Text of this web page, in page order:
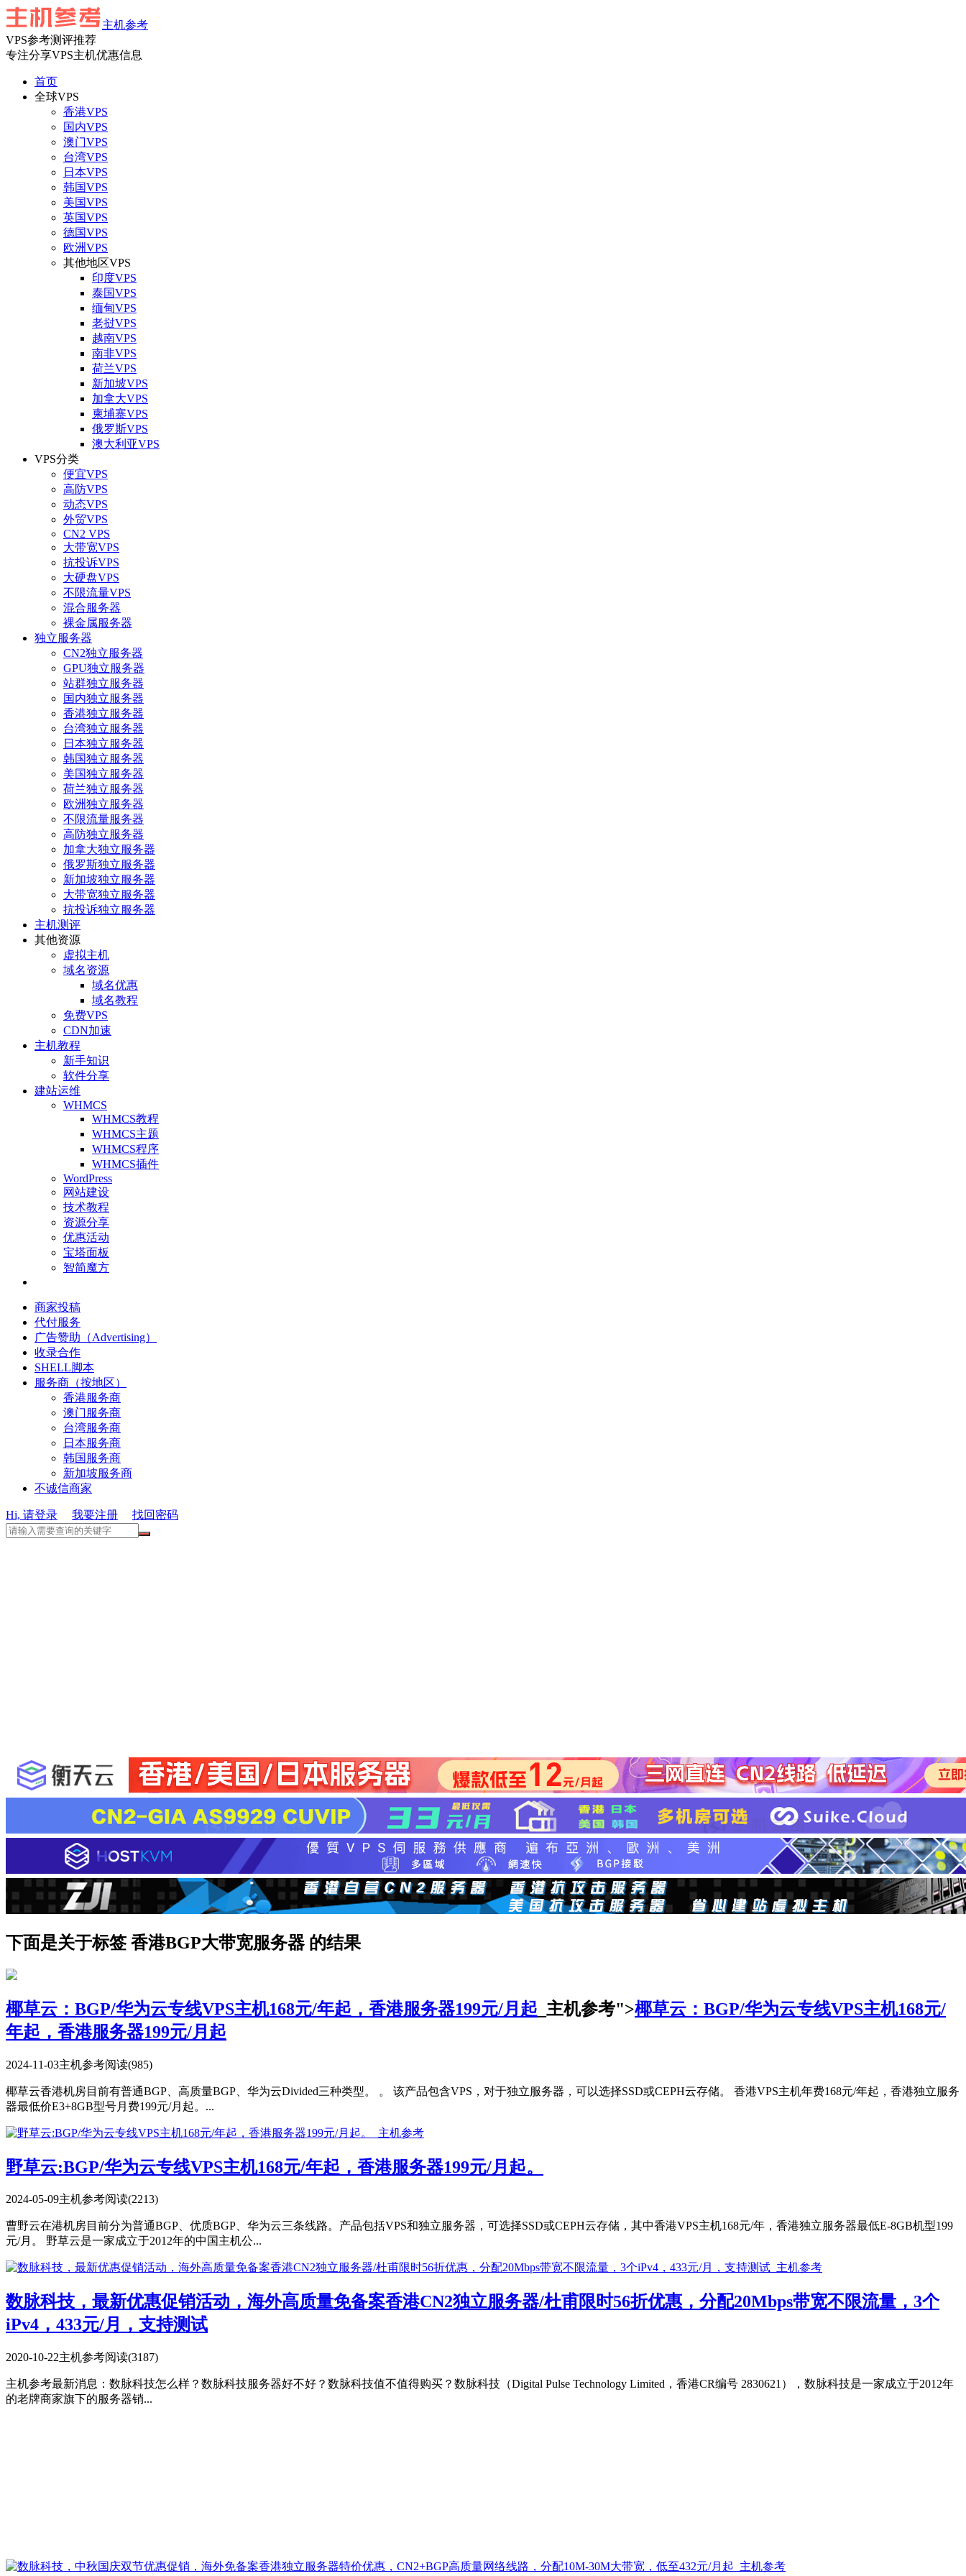
主机参考
VPS参考测评推荐
专注分享VPS主机优惠信息
首页
全球VPS
香港VPS
国内VPS
澳门VPS
台湾VPS
日本VPS
韩国VPS
美国VPS
英国VPS
德国VPS
欧洲VPS
其他地区VPS
印度VPS
泰国VPS
缅甸VPS
老挝VPS
越南VPS
南非VPS
荷兰VPS
新加坡VPS
加拿大VPS
柬埔寨VPS
俄罗斯VPS
澳大利亚VPS
VPS分类
便宜VPS
高防VPS
动态VPS
外贸VPS
CN2 VPS
大带宽VPS
抗投诉VPS
大硬盘VPS
不限流量VPS
混合服务器
裸金属服务器
独立服务器
CN2独立服务器
GPU独立服务器
站群独立服务器
国内独立服务器
香港独立服务器
台湾独立服务器
日本独立服务器
韩国独立服务器
美国独立服务器
荷兰独立服务器
欧洲独立服务器
不限流量服务器
高防独立服务器
加拿大独立服务器
俄罗斯独立服务器
新加坡独立服务器
大带宽独立服务器
抗投诉独立服务器
主机测评
其他资源
虚拟主机
域名资源
域名优惠
域名教程
免费VPS
CDN加速
主机教程
新手知识
软件分享
建站运维
WHMCS
WHMCS教程
WHMCS主题
WHMCS程序
WHMCS插件
WordPress
网站建设
技术教程
资源分享
优惠活动
宝塔面板
智简魔方
商家投稿
代付服务
广告赞助（Advertising）
收录合作
SHELL脚本
服务商（按地区）
香港服务商
澳门服务商
台湾服务商
日本服务商
韩国服务商
新加坡服务商
不诚信商家
Hi, 请登录 我要注册 找回密码
下面是关于标签 香港BGP大带宽服务器 的结果
椰草云：BGP/华为云专线VPS主机168元/年起，香港服务器199元/月起 _主机参考">椰草云：BGP/华为云专线VPS主机168元/
年起，香港服务器199元/月起
2024-11-03主机参考阅读(985)
椰草云香港机房目前有普通BGP、高质量BGP、华为云Divided三种类型。 。 该产品包含VPS，对于独立服务器，可以选择SSD或CEPH云存储。 香港VPS主机年费168元/年起，香港独立服务
器最低价E3+8GB型号月费199元/月起。...
野草云:BGP/华为云专线VPS主机168元/年起，香港服务器199元/月起。
2024-05-09主机参考阅读(2213)
曹野云在港机房目前分为普通BGP、优质BGP、华为云三条线路。产品包括VPS和独立服务器，可选择SSD或CEPH云存储，其中香港VPS主机168元/年，香港独立服务器最低E-8GB机型199
元/月。 野草云是一家成立于2012年的中国主机公...
数脉科技，最新优惠促销活动，海外高质量免备案香港CN2独立服务器/杜甫限时56折优惠，分配20Mbps带宽不限流量，3个
iPv4，433元/月，支持测试
2020-10-22主机参考阅读(3187)
主机参考最新消息：数脉科技怎么样？数脉科技服务器好不好？数脉科技值不值得购买？数脉科技（Digital Pulse Technology Limited，香港CR编号 2830621），数脉科技是一家成立于2012年
的老牌商家旗下的服务器销...